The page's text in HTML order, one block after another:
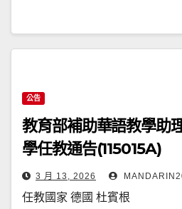
公告
教育部補助華語教學助
學任教通告(115015A)
3 月 13, 2026
任教國家 德國 杜